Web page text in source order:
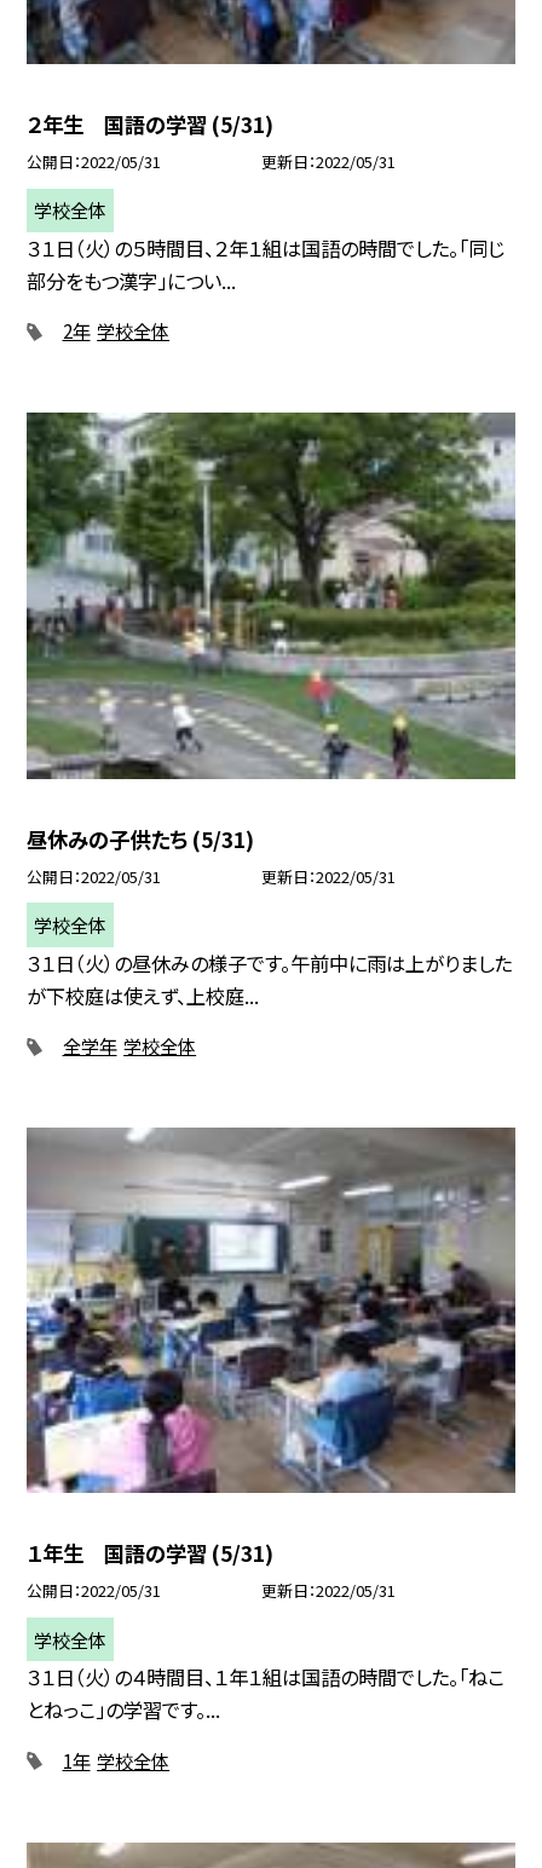
２年生 国語の学習 (5/31)
公開日 2022/05/31 更新日 2022/05/31
学校全体
３１日（火）の５時間目、２年１組は国語の時間でした。「同じ
部分をもつ漢字」につい...
2年 学校全体
昼休みの子供たち (5/31)
公開日 2022/05/31 更新日 2022/05/31
学校全体
３１日（火）の昼休みの様子です。午前中に雨は上がりました
が下校庭は使えず、上校庭...
全学年 学校全体
１年生 国語の学習 (5/31)
公開日 2022/05/31 更新日 2022/05/31
学校全体
３１日（火）の４時間目、１年１組は国語の時間でした。「ねこ
とねっこ」の学習です。...
1年 学校全体